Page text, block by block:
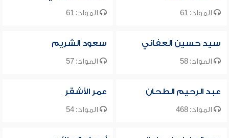
المواد: 61 المواد: 61
سيد حسين العفاني
المواد: 58
سعود الشريم
المواد: 57
عبد الرحيم الطحان
المواد: 468
عمر الأشقر
المواد: 54